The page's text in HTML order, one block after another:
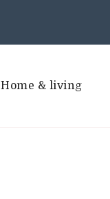
Home & living